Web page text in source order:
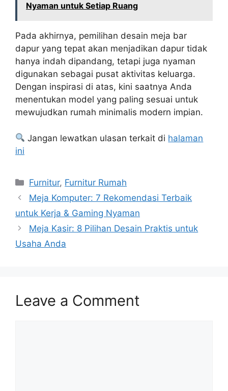
Nyaman untuk Setiap Ruang
Pada akhirnya, pemilihan desain meja bar
dapur yang tepat akan menjadikan dapur tidak
hanya indah dipandang, tetapi juga nyaman
digunakan sebagai pusat aktivitas keluarga.
Dengan inspirasi di atas, kini saatnya Anda
menentukan model yang paling sesuai untuk
mewujudkan rumah minimalis modern impian.
Jangan lewatkan ulasan terkait di halaman
ini
Categories
Furnitur, Furnitur Rumah
Meja Komputer: 7 Rekomendasi Terbaik
untuk Kerja & Gaming Nyaman
Meja Kasir: 8 Pilihan Desain Praktis untuk
Usaha Anda
Leave a Comment